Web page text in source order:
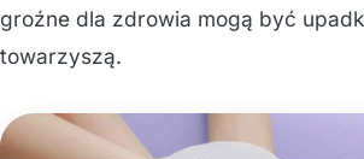
groźne dla zdrowia mogą być
towarzyszą.